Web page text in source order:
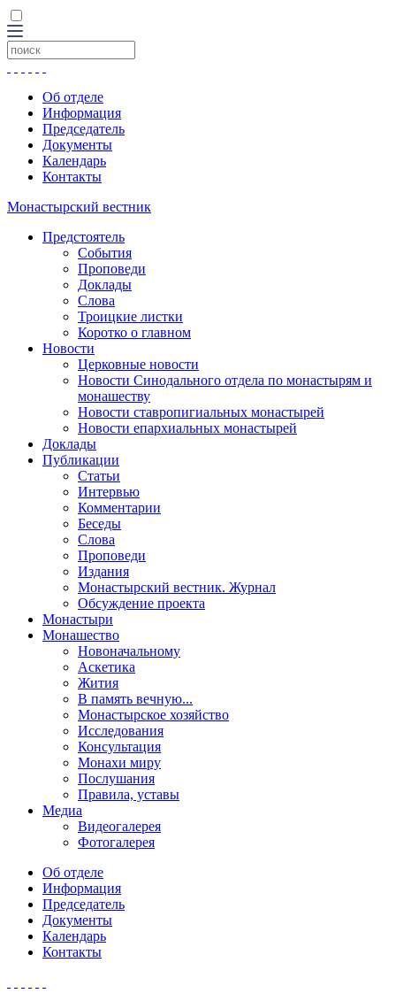
Об отделе
Информация
Председатель
Документы
Календарь
Контакты
Монастырский вестник
Предстоятель
События
Проповеди
Доклады
Слова
Троицкие листки
Коротко о главном
Новости
Церковные новости
Новости Синодального отдела по монастырям и
монашеству
Новости ставропигиальных монастырей
Новости епархиальных монастырей
Доклады
Публикации
Статьи
Интервью
Комментарии
Беседы
Слова
Проповеди
Издания
Монастырский вестник. Журнал
Обсуждение проекта
Монастыри
Монашество
Новоначальному
Аскетика
Жития
В память вечную...
Монастырское хозяйство
Исследования
Консультация
Монахи миру
Послушания
Правила, уставы
Медиа
Видеогалерея
Фотогалерея
Об отделе
Информация
Председатель
Документы
Календарь
Контакты